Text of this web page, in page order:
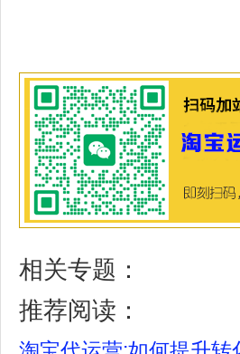
相关专题：
推荐阅读：